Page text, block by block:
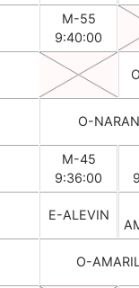
M-55
9:40:00
O-
M-45
9:36:00
E-ALEVIN
O-